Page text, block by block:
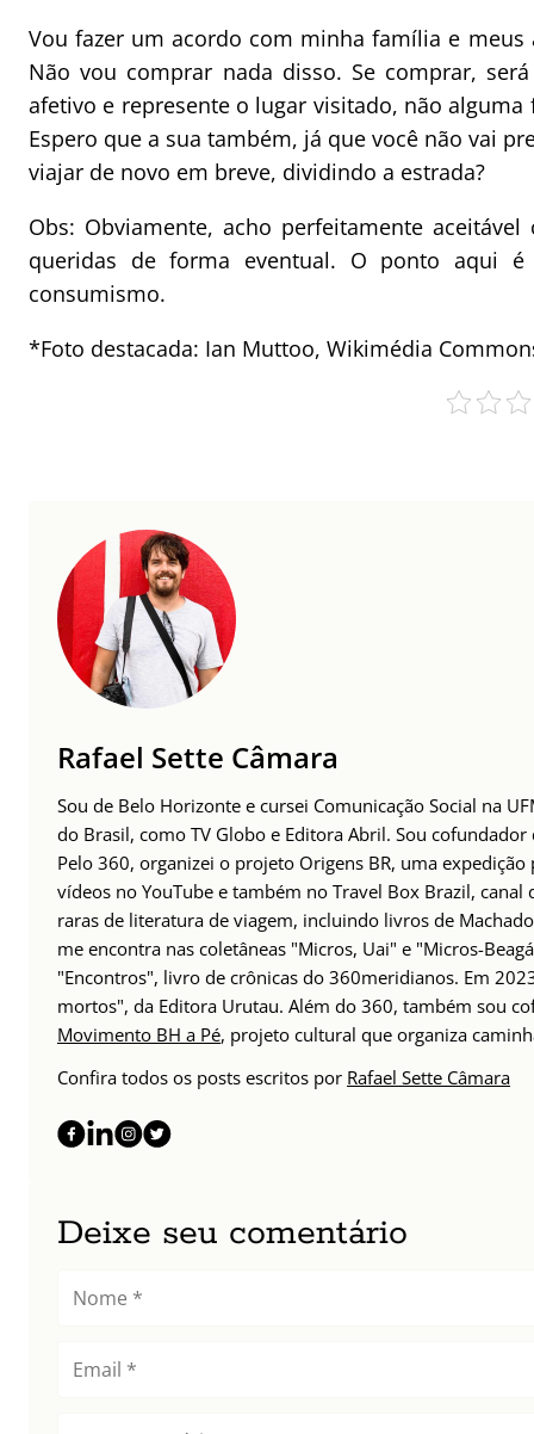
Vou fazer um acordo com minha família e
Não vou comprar nada disso. Se comprar,
afetivo e represente o lugar visitado, não
Espero que a sua também, já que você não vai
viajar de novo em breve, dividindo a estrada?
Obs: Obviamente, acho perfeitamente
queridas de forma eventual. O ponto aqui
consumismo.
*Foto destacada: Ian Muttoo, Wikimédia
Rafael Sette Câmara
Sou de Belo Horizonte e cursei Comunicação Social na
do Brasil, como TV Globo e Editora Abril. Sou
Pelo 360, organizei o projeto Origens BR, uma
vídeos no YouTube e também no Travel Box Brazil,
raras de literatura de viagem, incluindo livros de
me encontra nas coletâneas "Micros, Uai" e "Micros-
"Encontros", livro de crônicas do 360meridianos. Em
mortos", da Editora Urutau. Além do 360, também sou
Movimento BH a Pé, projeto cultural que organiza
Confira todos os posts escritos por Rafael Sette Câmara
Deixe seu comentário